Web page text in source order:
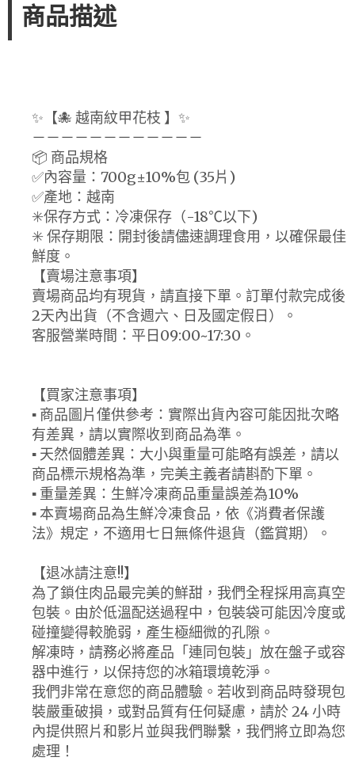
商品描述
✨【🐙 越南紋甲花枝 】✨
－－－－－－－－－－－－
📦 商品規格
✅內容量：700g±10%包 (35片)
✅產地：越南
✳️保存方式：冷凍保存（-18℃以下)
✳️ 保存期限：開封後請儘速調理食用，以確保最佳
鮮度。
【賣場注意事項】
賣場商品均有現貨，請直接下單。訂單付款完成後
2天內出貨（不含週六、日及國定假日）。
客服營業時間：平日09:00~17:30。
【買家注意事項】
▪ 商品圖片僅供參考：實際出貨內容可能因批次略
有差異，請以實際收到商品為準。
▪ 天然個體差異：大小與重量可能略有誤差，請以
商品標示規格為準，完美主義者請斟酌下單。
▪ 重量差異：生鮮冷凍商品重量誤差為10%
▪ 本賣場商品為生鮮冷凍食品，依《消費者保護
法》規定，不適用七日無條件退貨（鑑賞期）。
【退冰請注意!!】
為了鎖住肉品最完美的鮮甜，我們全程採用高真空
包裝。由於低溫配送過程中，包裝袋可能因冷度或
碰撞變得較脆弱，產生極細微的孔隙。
解凍時，請務必將產品「連同包裝」放在盤子或容
器中進行，以保持您的冰箱環境乾淨。
我們非常在意您的商品體驗。若收到商品時發現包
裝嚴重破損，或對品質有任何疑慮，請於 24 小時
內提供照片和影片並與我們聯繫，我們將立即為您
處理！